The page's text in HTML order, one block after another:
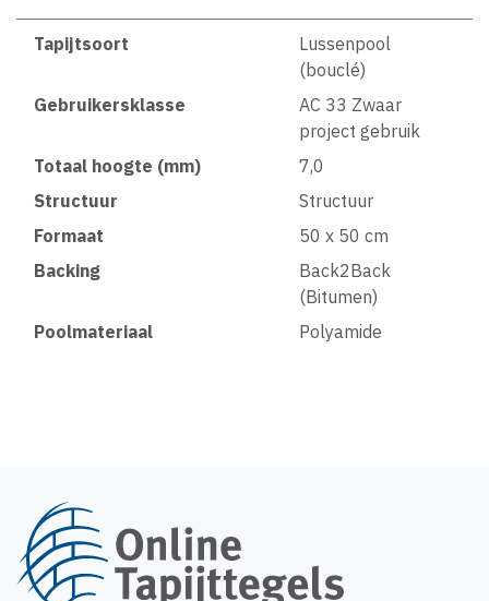
Tapijtsoort
Lussenpool
(bouclé)
Gebruikersklasse
AC 33 Zwaar
project gebruik
Totaal hoogte (mm)
7,0
Structuur
Structuur
Formaat
50 x 50 cm
Backing
Back2Back
(Bitumen)
Poolmateriaal
Polyamide